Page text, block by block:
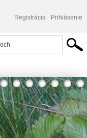
Registrácia Prihlásenie
chudobným